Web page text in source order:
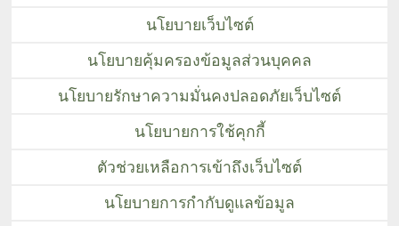
นโยบายเว็บไซต์
นโยบายคุ้มครองข้อมูลส่วนบุคคล
นโยบายรักษาความมั่นคงปลอดภัยเว็บไซต์
นโยบายการใช้คุกกี้
ตัวช่วยเหลือการเข้าถึงเว็บไซต์
นโยบายการกำกับดูแลข้อมูล